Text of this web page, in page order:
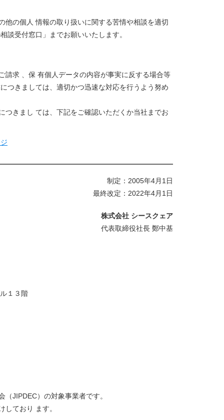
他の個人 情報の取り扱いに関する苦情や相談を適切
談受付窓口」までお願いいたします。
請求 、保 有個人データの内容が事実に反する場合等
つきましては、適切かつ迅速な対応を行うよう努め
つきまし ては、下記をご確認いただくか当社までお
制定：2005年4月1日
最終改定：2022年4月1日
株式会社 シースクェア
代表取締役社長 鄭中基
１３階
JIPDEC）の対象事業者です。
ており ます。